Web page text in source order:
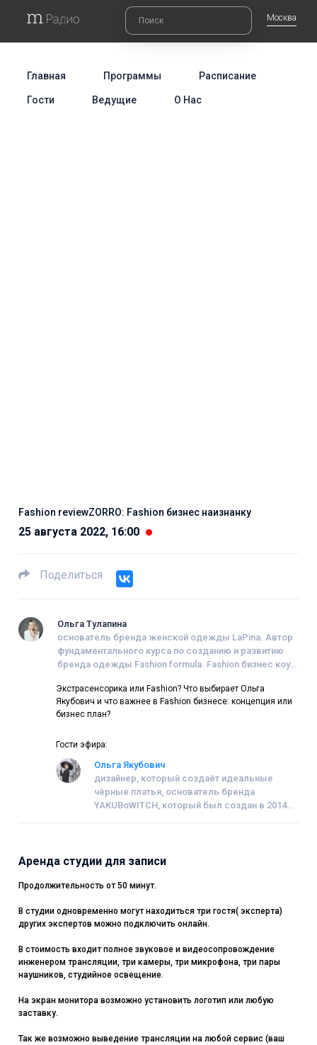
Москва
Главная Программы Расписание
Гости Ведущие О Нас
Fashion reviewZORRO: Fashion бизнес наизнанку
25 августа 2022, 16:00
Поделиться
Ольга Тулапина
основатель бренда женской одежды LaPina. Автор
фундаментального курса по созданию и развитию
бренда одежды Fashion formula. Fashion бизнес коуч.
Экстрасенсорика или Fashion? Что выбирает Ольга
Якубович и что важнее в Fashion бизнесе: концепция или
бизнес план?
Гости эфира:
Ольга Якубович
дизайнер, который создаёт идеальные
чёрные платья, основатель бренда
YAKUBoWITCH, который был создан в 2014
Аренда студии для записи
Продолжительность от 50 минут.
В студии одновременно могут находиться три гостя( эксперта)
других экспертов можно подключить онлайн.
В стоимость входит полное звуковое и видеосопровождение
инженером трансляции, три камеры, три микрофона, три пары
наушников, студийное освещение.
На экран монитора возможно установить логотип или любую
заставку.
Так же возможно выведение трансляции на любой сервис (ваш